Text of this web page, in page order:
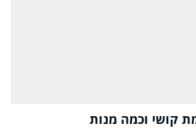
קושי וכמה מנות